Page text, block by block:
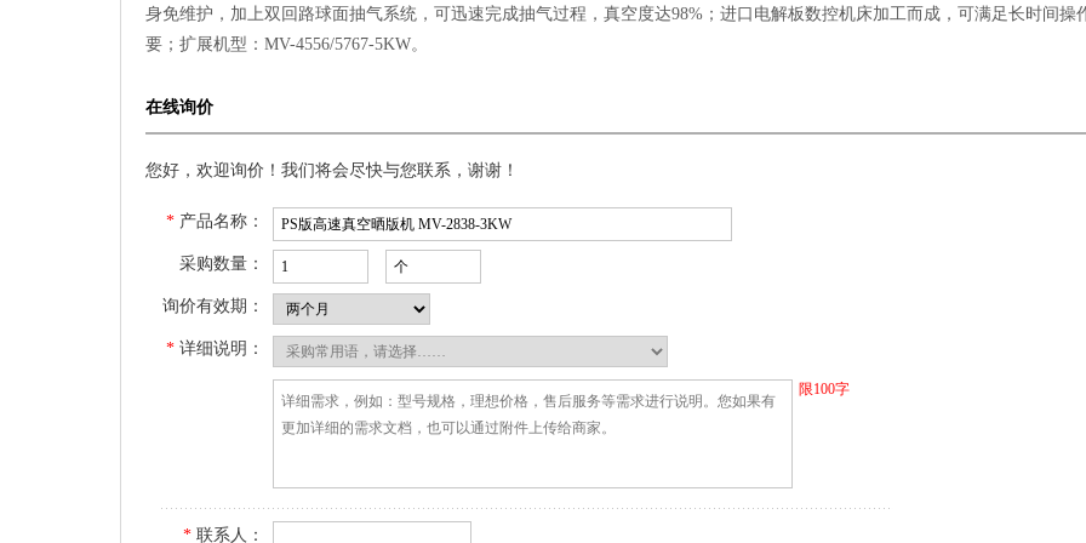
身免维护，加上双回路球面抽气系统，可迅速完成抽气过程，真空度达98%；进口电解板数控机床加工而成，可满足长时间操
要；扩展机型：MV-4556/5767-5KW。
在线询价
您好，欢迎询价！我们将会尽快与您联系，谢谢！
* 产品名称：
采购数量：
询价有效期：
* 详细说明：
限100字
* 联系人：